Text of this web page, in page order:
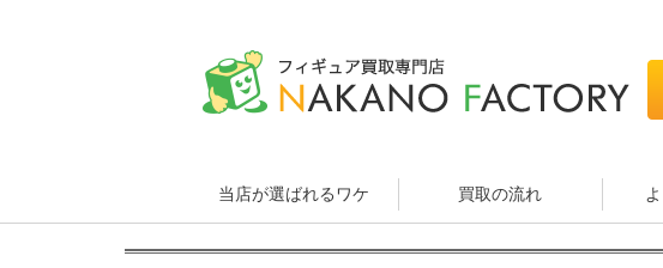
当店が選ばれるワケ 買取の流れ